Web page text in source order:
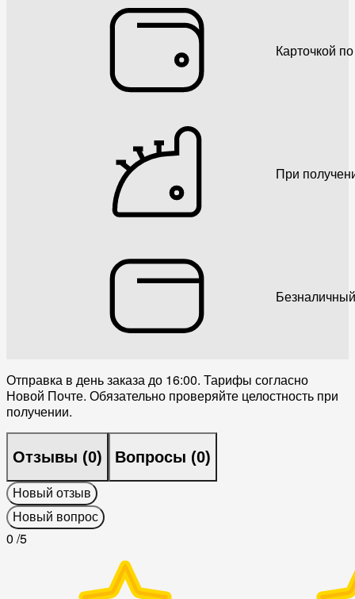
Карточкой
При
Отправка в день заказа до 16:00. Тарифы согласно
Новой Почте. Обязательно проверяйте целостность при
получении.
Отзывы (0) Вопросы (0)
Новый отзыв
Новый вопрос
0 /5